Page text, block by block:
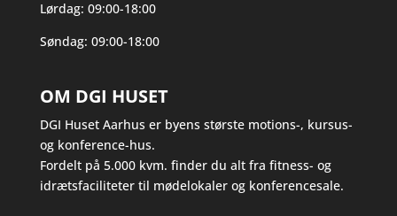
Lørdag: 09:00-18:00
Søndag: 09:00-18:00
OM DGI HUSET
DGI Huset Aarhus er byens største motions-, kursus-
og konference-hus.
Fordelt på 5.000 kvm. finder du alt fra fitness- og
idrætsfaciliteter til mødelokaler og konferencesale.